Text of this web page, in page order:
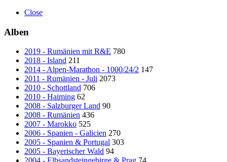
Close
Alben
2019 - Rumänien mit R&E 780
2018 - Island 211
2014 - Alpen-Marathon - 1000/24/2 147
2011 - Rumänien - Juli 2073
2010 - Schottland 706
2010 - Haiming 62
2008 - Salzburger Land 90
2008 - Rumänien 436
2007 - Marokko 525
2006 - Spanien - Galicien 270
2005 - Spanien & Portugal 303
2005 - Bayerischer Wald 94